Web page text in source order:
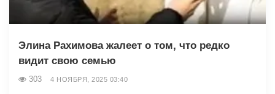
Элина Рахимова жалеет о том, что редко
видит свою семью
303 4 НОЯБРЯ, 2025 03:40